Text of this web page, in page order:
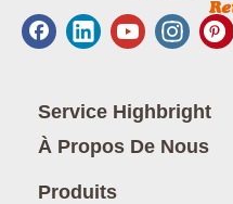
Service Highbright
À Propos De Nous
Produits